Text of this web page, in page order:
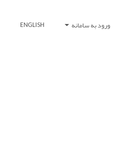
ورود به سامانه ENGLISH